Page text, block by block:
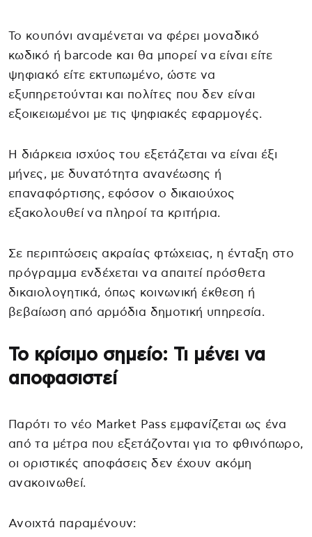
Το κουπόνι αναμένεται να φέρει μοναδικό
κωδικό ή barcode και θα μπορεί να είναι είτε
ψηφιακό είτε εκτυπωμένο, ώστε να
εξυπηρετούνται και πολίτες που δεν είναι
εξοικειωμένοι με τις ψηφιακές εφαρμογές.
Η διάρκεια ισχύος του εξετάζεται να είναι έξι
μήνες, με δυνατότητα ανανέωσης ή
επαναφόρτισης, εφόσον ο δικαιούχος
εξακολουθεί να πληροί τα κριτήρια.
Σε περιπτώσεις ακραίας φτώχειας, η ένταξη στο
πρόγραμμα ενδέχεται να απαιτεί πρόσθετα
δικαιολογητικά, όπως κοινωνική έκθεση ή
βεβαίωση από αρμόδια δημοτική υπηρεσία.
Το κρίσιμο σημείο: Τι μένει να
αποφασιστεί
Παρότι το νέο Market Pass εμφανίζεται ως ένα
από τα μέτρα που εξετάζονται για το φθινόπωρο,
οι οριστικές αποφάσεις δεν έχουν ακόμη
ανακοινωθεί.
Ανοιχτά παραμένουν: